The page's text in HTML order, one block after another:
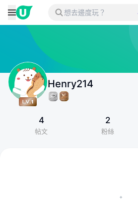
Henry214
4
帖文
2
粉絲